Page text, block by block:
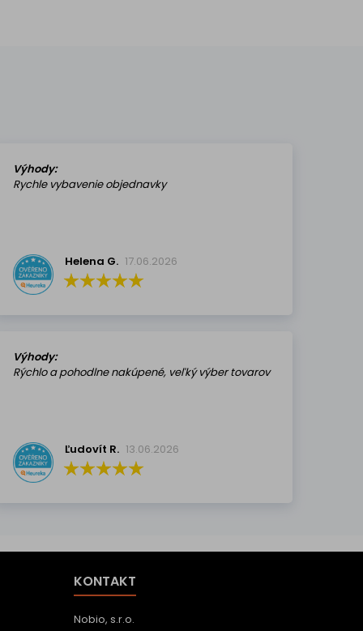
Výhody:
Rychle vybavenie objednavky
Helena G. 17.06.2026
Výhody:
Rýchlo a pohodlne nakúpené, veľký výber tovarov
Ľudovít R. 13.06.2026
KONTAKT
Nobio, s.r.o.